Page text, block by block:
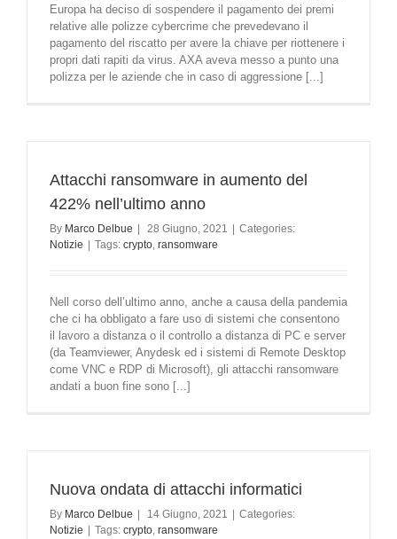
Europa ha deciso di sospendere il pagamento dei premi
relative alle polizze cybercrime che prevedevano il
pagamento del riscatto per avere la chiave per riottenere i
propri dati rapiti da virus. AXA aveva messo a punto una
polizza per le aziende che in caso di aggressione [...]
Attacchi ransomware in aumento del
422% nell’ultimo anno
By Marco Delbue 28 Giugno, 2021
Categories:
Notizie
Tags: crypto, ransomware
Nell corso dell’ultimo anno, anche a causa della pandemia
che ci ha obbligato a fare uso di sistemi che consentono
il lavoro a distanza o il controllo a distanza di PC e server
(da Teamviewer, Anydesk ed i sistemi di Remote Desktop
come VNC e RDP di Microsoft), gli attacchi ransomware
andati a buon fine sono [...]
Nuova ondata di attacchi informatici
By Marco Delbue 14 Giugno, 2021
Categories:
Notizie
Tags: crypto, ransomware